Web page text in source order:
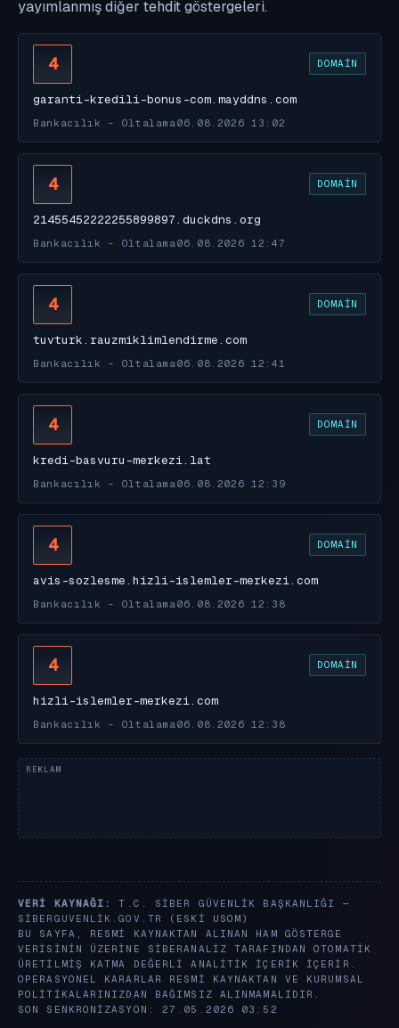
yayımlanmış diğer tehdit göstergeleri.
4 DOMAIN
garanti-kredili-bonus-com.mayddns.com
Bankacılık - Oltalama 06.08.2026 13:02
4 DOMAIN
21455452222255899897.duckdns.org
Bankacılık - Oltalama 06.08.2026 12:47
4 DOMAIN
tuvturk.rauzmiklimlendirme.com
Bankacılık - Oltalama 06.08.2026 12:41
4 DOMAIN
kredi-basvuru-merkezi.lat
Bankacılık - Oltalama 06.08.2026 12:39
4 DOMAIN
avis-sozlesme.hizli-islemler-merkezi.com
Bankacılık - Oltalama 06.08.2026 12:38
4 DOMAIN
hizli-islemler-merkezi.com
Bankacılık - Oltalama 06.08.2026 12:38
VERI KAYNAĞI:
T.C. SIBER GÜVENLIK BAŞKANLIĞI —
SIBERGUVENLIK.GOV.TR
(ESKI USOM)
BU SAYFA, RESMI KAYNAKTAN ALINAN HAM GÖSTERGE
VERISININ ÜZERINE SIBERANALIZ TARAFINDAN OTOMATIK
ÜRETILMIŞ KATMA DEĞERLI ANALITIK IÇERIK IÇERIR.
OPERASYONEL KARARLAR RESMI KAYNAKTAN VE KURUMSAL
POLITIKALARINIZDAN BAĞIMSIZ ALINMAMALIDIR.
SON SENKRONIZASYON: 27.05.2026 03:52